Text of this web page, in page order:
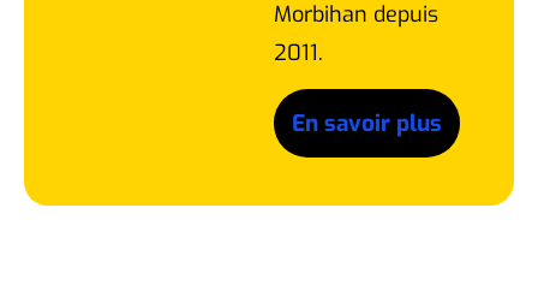
Morbihan depuis
2011.
En savoir plus